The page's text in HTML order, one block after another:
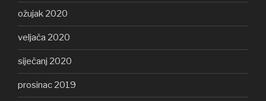
ožujak 2020
veljača 2020
siječanj 2020
prosinac 2019